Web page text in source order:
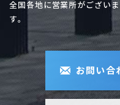
全国各地に営業所がござい
す。
お問い合